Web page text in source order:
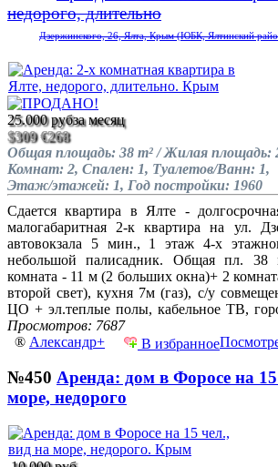
недорого, длительно
Дзержинского, 26, Ялта, Крым (ЮБК, Ялтинский
25.000 рубза месяц
$309 €268
Общая площадь: 38 m² / Жилая площадь:
Комнат: 2, Спален: 1, Туалетов/Ванн: 1,
Этаж/этажей: 1, Год постройки: 1960
Сдается квартира в Ялте -
малогабаритная 2-к квартира на ул.
автовокзала 5 мин., 1 этаж 4-х
небольшой палисадник. Общая пл.
комната - 11 м (2 больших окна)+ 2
второй свет), кухня 7м (газ), с/у
ЦО + эл.теплые полы, кабельное ТВ,
Просмотров: 7687
® Александр+ В избранное
№450 Аренда: дом в Форосе на
море, недорого